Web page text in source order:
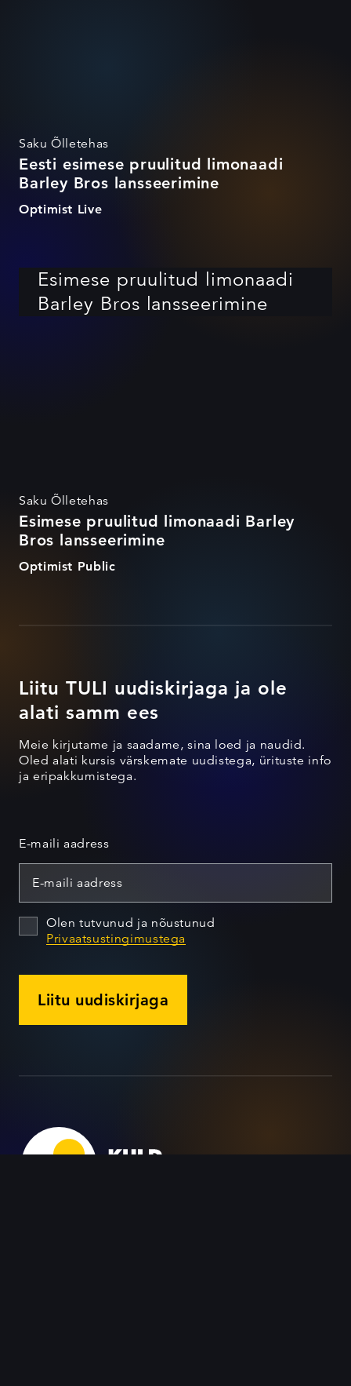
Saku Õlletehas
Eesti esimese pruulitud limonaadi
Barley Bros lansseerimine
Optimist Live
Esimese pruulitud limonaadi
Barley Bros lansseerimine
Saku Õlletehas
Esimese pruulitud limonaadi Barley
Bros lansseerimine
Optimist Public
Liitu TULI uudiskirjaga ja ole
alati samm ees
Meie kirjutame ja saadame, sina loed ja naudid.
Oled alati kursis värskemate uudistega, ürituste info
ja eripakkumistega.
E-maili aadress
Olen tutvunud ja nõustunud
Privaatsustingimustega
Liitu uudiskirjaga